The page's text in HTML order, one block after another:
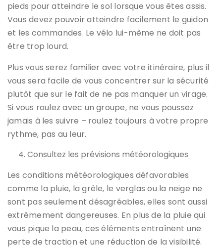
pieds pour atteindre le sol lorsque vous êtes assis.
Vous devez pouvoir atteindre facilement le guidon
et les commandes. Le vélo lui-même ne doit pas
être trop lourd.
Plus vous serez familier avec votre itinéraire, plus il
vous sera facile de vous concentrer sur la sécurité
plutôt que sur le fait de ne pas manquer un virage.
Si vous roulez avec un groupe, ne vous poussez
jamais à les suivre – roulez toujours à votre propre
rythme, pas au leur.
Consultez les prévisions météorologiques
Les conditions météorologiques défavorables
comme la pluie, la grêle, le verglas ou la neige ne
sont pas seulement désagréables, elles sont aussi
extrêmement dangereuses. En plus de la pluie qui
vous pique la peau, ces éléments entraînent une
perte de traction et une réduction de la visibilité.